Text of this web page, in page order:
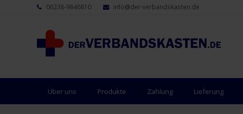
06238-9846810 info@der-verbandskasten.de
Über uns Produkte Zahlung Lieferung